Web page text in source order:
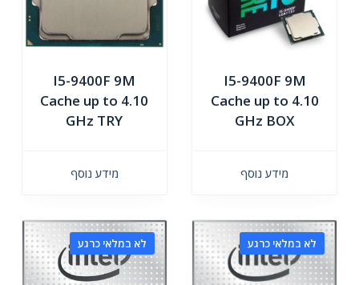
I5-9400F 9M
Cache up to 4.10
GHz BOX
מידע נוסף
I5-9400F 9M
Cache up to 4.10
GHz TRY
מידע נוסף
לא במלאי כרגע לא במלאי כרגע